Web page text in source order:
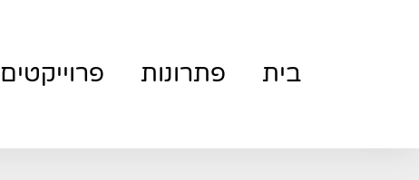
בית פתרונות פרוייקטים